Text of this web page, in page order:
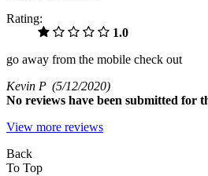
Rating:
1.0
go away from the mobile check out
Kevin P (5/12/2020)
No reviews have been submitted for
View more reviews
Back
To Top